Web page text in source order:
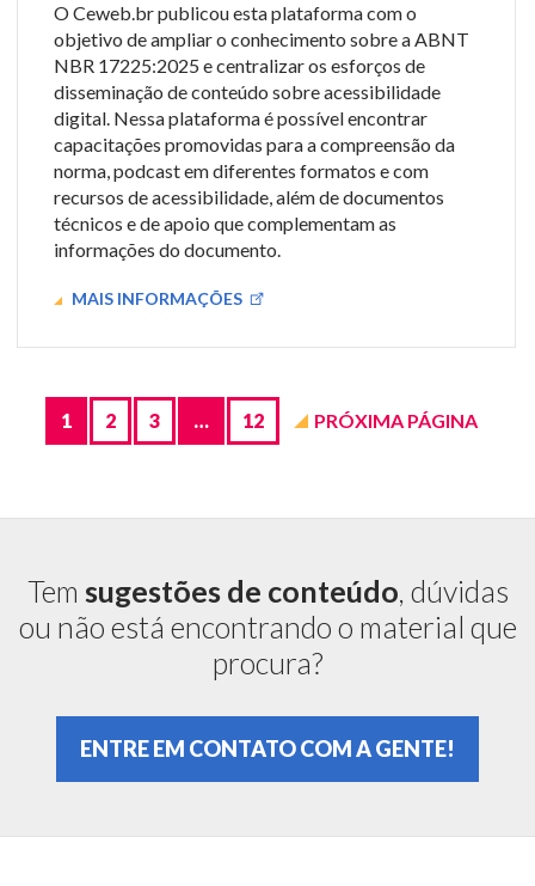
O Ceweb.br publicou esta plataforma com o
objetivo de ampliar o conhecimento sobre a ABNT
NBR 17225:2025 e centralizar os esforços de
disseminação de conteúdo sobre acessibilidade
digital. Nessa plataforma é possível encontrar
capacitações promovidas para a compreensão da
norma, podcast em diferentes formatos e com
recursos de acessibilidade, além de documentos
técnicos e de apoio que complementam as
informações do documento.
MAIS INFORMAÇÕES
Biblioteca
1 2 3 … 12 PRÓXIMA PÁGINA
Tem sugestões de conteúdo, dúvidas
ou não está encontrando o material que
procura?
ENTRE EM CONTATO COM A GENTE!